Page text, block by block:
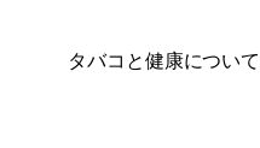
タバコと健康につい